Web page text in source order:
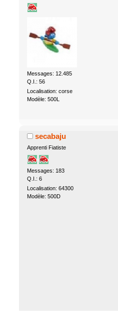
Messages: 12.485
Q.I.: 56
Localisation: corse
Modèle: 500L
secabaju
Apprenti Fiatiste
Messages: 183
Q.I.: 6
Localisation: 64300
Modèle: 500D